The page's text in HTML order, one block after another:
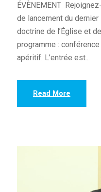
ÉVÈNEMENT
de lancement du dernier
doctrine de l’Église et
programme :
apéritif. L’entrée est...
Read More